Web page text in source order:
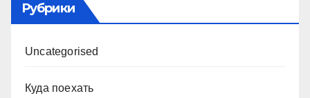
Рубрики
Uncategorised
Куда поехать